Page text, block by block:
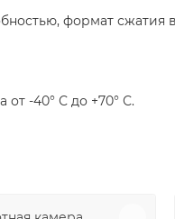
формат сжатия
-40° С до +70° С.